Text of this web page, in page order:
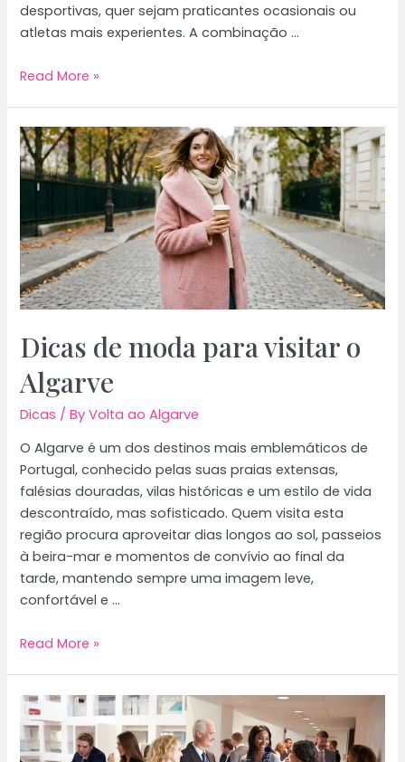
desportivas, quer sejam praticantes ocasionais ou
atletas mais experientes. A combinação …
Desportos
no
verão
no
em
2026
Read More »
Dicas de moda para visitar o
Algarve
Dicas / ByVolta ao Algarve
O Algarve é um dos destinos mais emblemáticos de
Portugal, conhecido pelas suas praias extensas,
falésias douradas, vilas históricas e um estilo de vida
descontraído, mas sofisticado. Quem visita esta
região procura aproveitar dias longos ao sol, passeios
à beira-mar e momentos de convívio ao final da
tarde, mantendo sempre uma imagem leve,
confortável e …
Dicas
para
visitar
o
Read More »